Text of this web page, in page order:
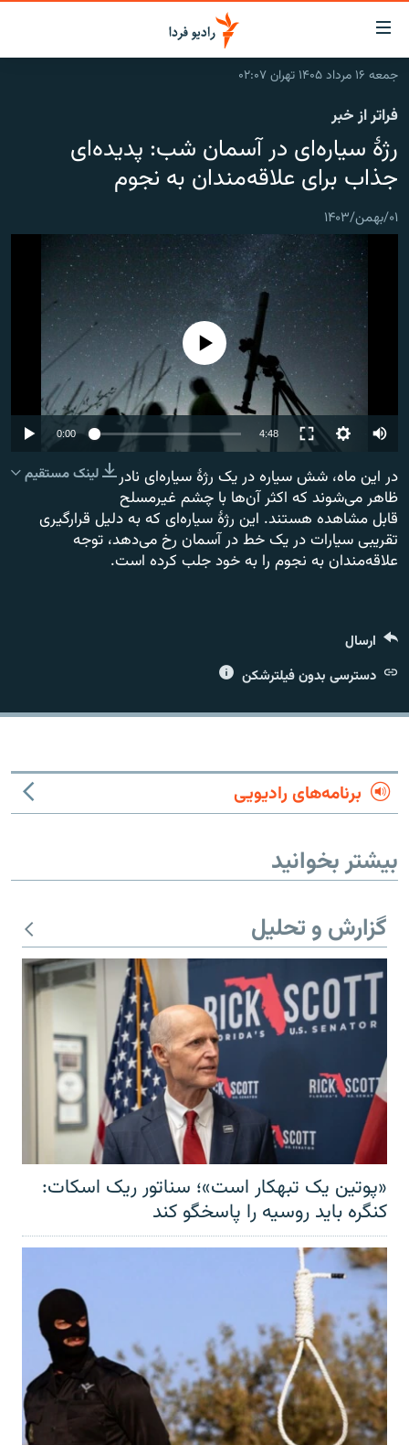
لینک‌های
قابلیت
دسترسی
بازگشت
منوی
اصلی
ایران
جهان
رادیو
انتخاب کنید و بشنوید
برنامه‌های رادیویی
فرکانس‌ها
پادکست
چندرسانه‌ای
گزارش‌های تصویری
گزارش‌های ویدئویی
زنان فردا
English
به ما بپیوندید
زبان‌های دیگر
جمعه ۱۶ مرداد ۱۴۰۵ تهران ۰۲:۰۷
فراتر از خبر
رژهٔ سیاره‌ای در آسمان شب: پدیده‌ای
جذاب برای علاقه‌مندان به نجوم
۰۱/بهمن/۱۴۰۳
Auto
240p
360p
480p
No media source currently available
0:00 4:48
360p
480p
720p
لینک مستقیم
در این ماه، شش سیاره در یک رژهٔ سیاره‌ای نادر
ظاهر می‌شوند که اکثر آن‌ها با چشم غیرمسلح
قابل مشاهده هستند. این رژهٔ سیاره‌ای که به دلیل قرارگیری
تقریبی سیارات در یک خط در آسمان رخ می‌دهد، توجه
علاقه‌مندان به نجوم را به خود جلب کرده است.
ارسال
دسترسی بدون فیلترشکن
برنامه‌های رادیویی
بیشتر بخوانید
گزارش و تحلیل
«پوتین یک تبهکار است»؛ سناتور ریک اسکات:
کنگره باید روسیه را پاسخگو کند